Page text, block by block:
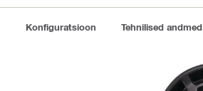
Konfiguratsioon Tehnilised andmed